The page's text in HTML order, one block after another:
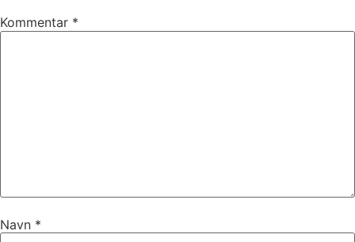
Kommentar *
Navn *